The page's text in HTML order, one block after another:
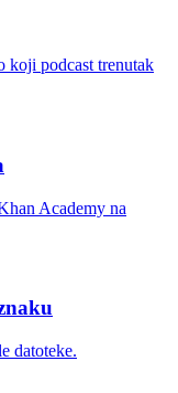
koji podcast trenutak
Academy na
datoteke.